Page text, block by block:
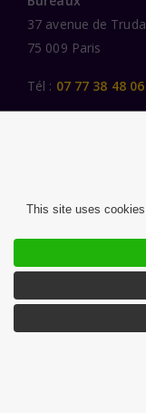
37 avenue de
75 009 Paris
Tél : 07 77 38 48 06
DES FEMMES ET
MENTIONS
This site uses